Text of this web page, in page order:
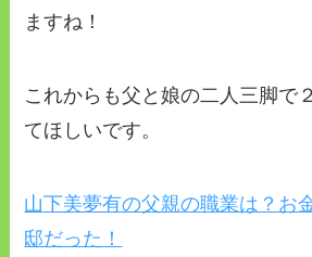
ますね！
これからも父と娘の二人三脚で
てほしいです。
山下美夢有の父親の職業は？お
邸だった！